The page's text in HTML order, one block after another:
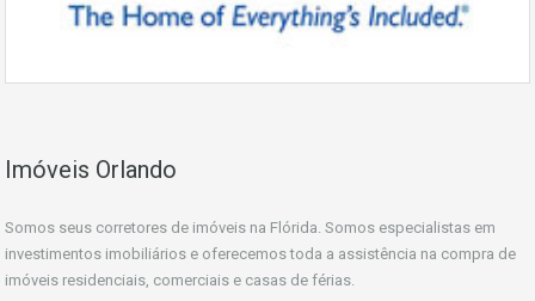
Imóveis Orlando
Somos seus corretores de imóveis na Flórida. Somos especialistas em
investimentos imobiliários e oferecemos toda a assistência na compra de
imóveis residenciais, comerciais e casas de férias.